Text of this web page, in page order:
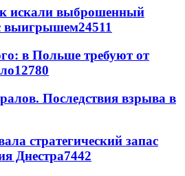
искали выброшенный
выигрышем24511
в Польше требуют от
12780
Последствия взрыва в
стратегический запас
Днестра7442